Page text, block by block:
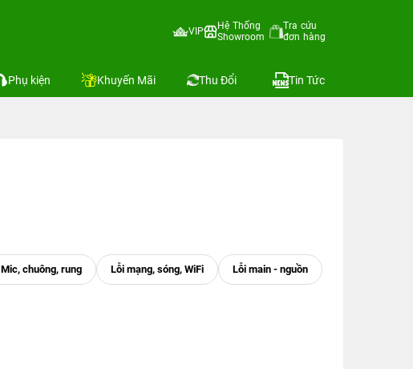
VIP
Hệ Thống
Showroom
Tra cứu
đơn hàng
Phụ kiện Khuyến Mãi Thu Đổi Tin Tức